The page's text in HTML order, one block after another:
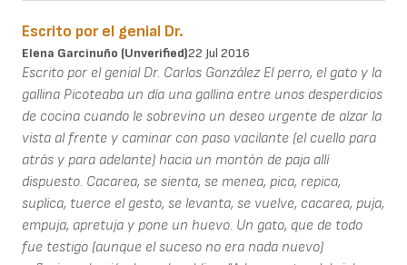
Escrito por el genial Dr.
Elena Garcinuño (unverified)22 Jul 2016
Escrito por el genial Dr. Carlos González El perro, el gato y la
gallina Picoteaba un día una gallina entre unos desperdicios
de cocina cuando le sobrevino un deseo urgente de alzar la
vista al frente y caminar con paso vacilante (el cuello para
atrás y para adelante) hacia un montón de paja allí
dispuesto. Cacarea, se sienta, se menea, pica, repica,
suplica, tuerce el gesto, se levanta, se vuelve, cacarea, puja,
empuja, apretuja y pone un huevo. Un gato, que de todo
fue testigo (aunque el suceso no era nada nuevo)